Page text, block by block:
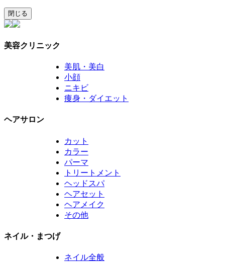
閉じる
美容クリニック
美肌・美白
小顔
ニキビ
痩身・ダイエット
ヘアサロン
カット
カラー
パーマ
トリートメント
ヘッドスパ
ヘアセット
ヘアメイク
その他
ネイル・まつげ
ネイル全般